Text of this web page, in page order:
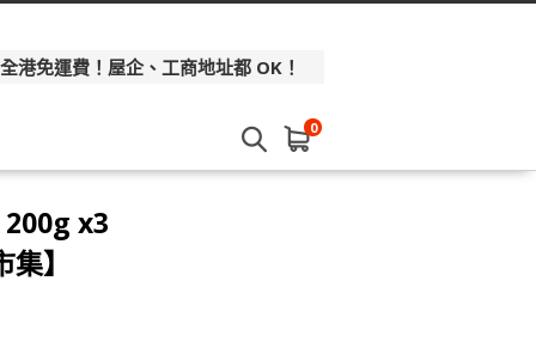
港免運費！屋企、工商地址都 OK！
0
200g x3
】